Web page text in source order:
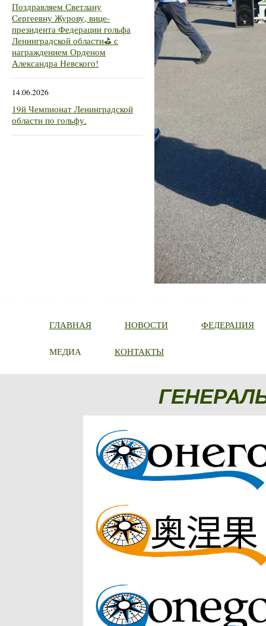
Поздравляем Светлану
Сергеевну Журову, вице-
президента Федерации гольфа
Ленинградской области⛳ с
награждением Орденом
Александра Невского!
14.06.2026
19й Чемпионат Ленинградской
области по гольфу.
ГЛАВНАЯ НОВОСТИ ФЕДЕРАЦИЯ
МЕДИА КОНТАКТЫ